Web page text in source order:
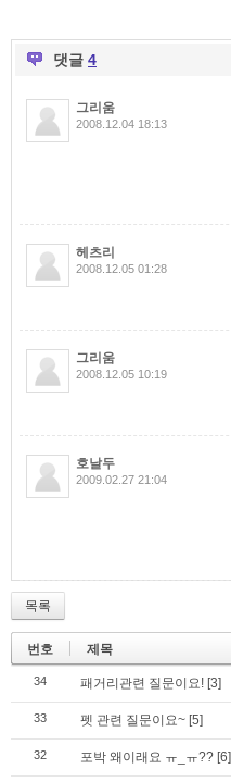
댓글 4
그리움
2008.12.04 18:13
헤츠리
2008.12.05 01:28
그리움
2008.12.05 10:19
호날두
2009.02.27 21:04
목록
번호 제목
34 패거리관련 질문이요! [3]
33 펫 관련 질문이요~ [5]
32 포박 왜이래요 ㅠ_ㅠ?? [6]